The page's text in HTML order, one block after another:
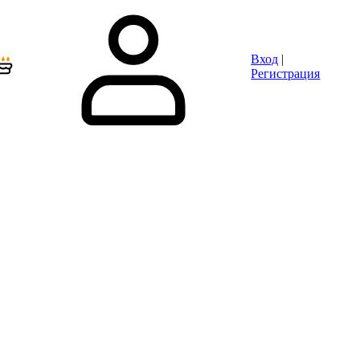
Вход |
Регистрация